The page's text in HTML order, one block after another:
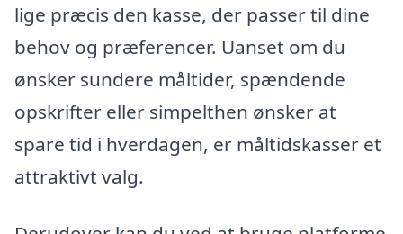
lige præcis den kasse, der passer til dine
behov og præferencer. Uanset om du
ønsker sundere måltider, spændende
opskrifter eller simpelthen ønsker at
spare tid i hverdagen, er måltidskasser et
attraktivt valg.